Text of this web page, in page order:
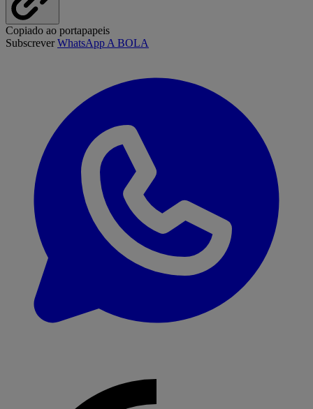
Copiado ao portapapeis
SubscreverWhatsApp A BOLA